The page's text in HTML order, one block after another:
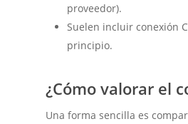
proveedor).
Suelen incluir conexión
principio.
¿Cómo valorar el
Una forma sencilla es